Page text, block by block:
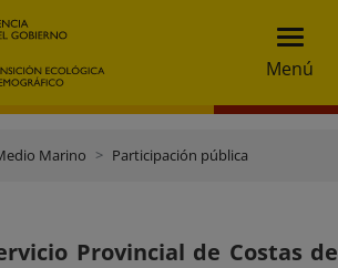
Menú
Marino Participación pública
Provincial de Costas de